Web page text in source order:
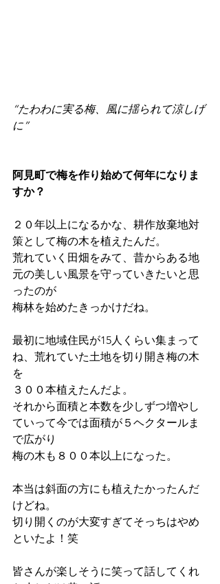
“たわわに実る梅、風に揺られて涼しげ
に”
阿見町で梅を作り始めて何年になりま
すか？
２０年以上になるかな、耕作放棄地対
策として梅の木を植えたんだ。
荒れていく田畑をみて、昔からある地
元の美しい風景を守っていきたいと思
ったのが
梅林を始めたきっかけだね。
最初に地域住民が15人くらい集まって
ね、荒れていた土地を切り開き梅の木
を
３００本植えたんだよ。
それから面積と本数を少しずつ増やし
ていって今では面積が５ヘクタールま
で広がり
梅の木も８００本以上になった。
本当は斜面の方にも植えたかったんだ
けどね。
切り開くのが大変すぎてそっちはやめ
といたよ！笑
皆さんが楽しそうに笑って話してくれ